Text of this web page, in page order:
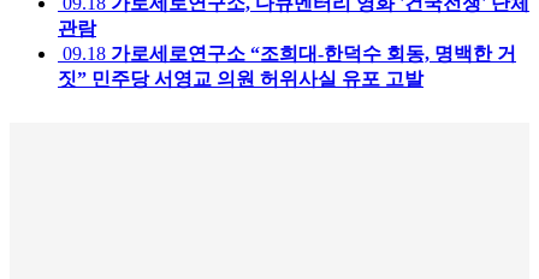
관람
09.18 가로세로연구소 “조희대-한덕수 회동, 명백한 거
짓” 민주당 서영교 의원 허위사실 유포 고발